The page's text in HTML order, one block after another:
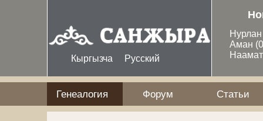
Кыргызча Русский
Аман
Генеалогия Форум Статьи